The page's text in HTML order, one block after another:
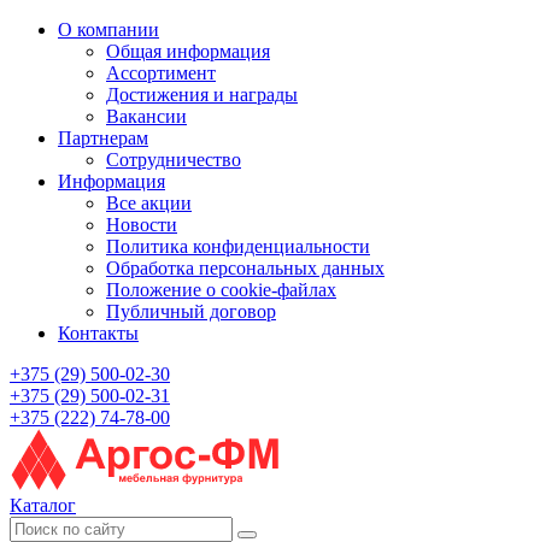
О компании
Общая информация
Ассортимент
Достижения и награды
Вакансии
Партнерам
Сотрудничество
Информация
Все акции
Новости
Политика конфиденциальности
Обработка персональных данных
Положение о cookie-файлах
Публичный договор
Контакты
+375 (29) 500-02-30
+375 (29) 500-02-31
+375 (222) 74-78-00
Каталог